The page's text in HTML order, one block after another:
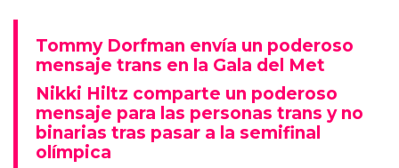
Tommy Dorfman envía un poderoso
mensaje trans en la Gala del Met
Nikki Hiltz comparte un poderoso
mensaje para las personas trans y no
binarias tras pasar a la semifinal
olímpica